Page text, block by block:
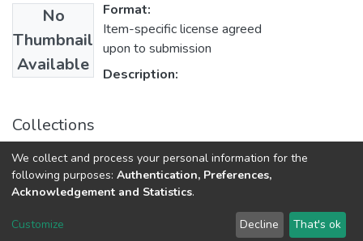
No
Thumbnail
Available
Format:
Item-specific license agreed
upon to submission
Description:
Collections
Наукові вісті НТУУ «КПІ»: науково-технічний журнал,
№ 1(75)
DSpace software copyright © 2002-2026 LYRASIS
Send Feedback
We collect and process your personal information for the
following purposes: Authentication, Preferences,
Acknowledgement and Statistics.
Customize Decline That's ok